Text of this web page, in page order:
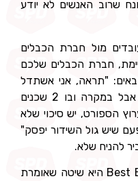
שרוב האנשים לא יודע
מול חברת הכבלים
חברת הכבלים שלכם
"תראה, אני אשתדל
מאוד שרוב הזמן השירות יעבוד, אבל במקרה ובו 2 שכנים
הספורט, יש סיכוי שלא
שיש גול השידור יפסק"
להניח שלא.
וזה גם הרעיון ברוחב הפס, Best Effort היא שיטה שאומרת